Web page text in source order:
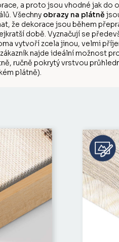
a proto jsou vhodné jak
Všechny obrazy na plátně
že dekorace jsou během
době. Vyznačují se
vytvoří zcela jinou, velmi
najde ideální možnost
ručně pokrytý vrstvou
plátně).